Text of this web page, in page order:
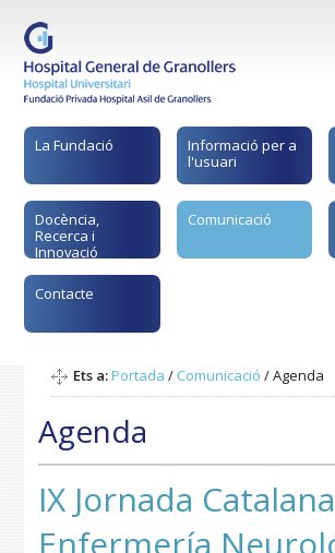
La Fundació
Informació per a
l'usuari
Docència,
Recerca i
Innovació
Comunicació
Contacte
Ets a:Portada / Comunicació /Agenda
Agenda
IX Jornada
Enfermería